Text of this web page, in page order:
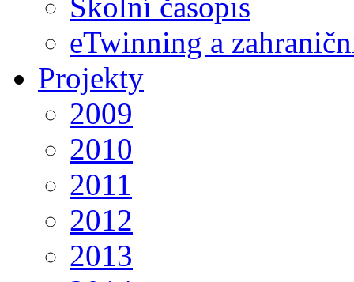
Školní časopis
eTwinning a
Projekty
2009
2010
2011
2012
2013